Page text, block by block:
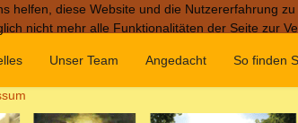
Unser Team Angedacht So finden
diese Website und die Nutzererfahrung
nicht mehr alle Funktionalitäten der Seite zur